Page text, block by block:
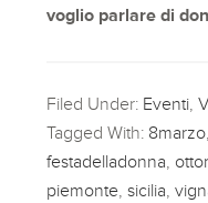
voglio parlare di
Filed Under: Eventi ,
Tagged With: 8marzo
festadelladonna
piemonte ,sicilia ,